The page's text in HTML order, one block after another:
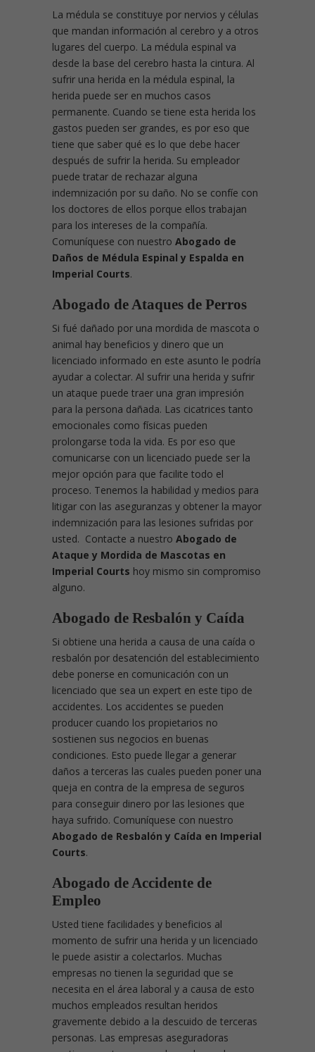
La médula se constituye por nervios y células
que mandan información al cerebro y a otros
lugares del cuerpo. La médula espinal va
desde la base del cerebro hasta la cintura. Al
sufrir una herida en la médula espinal, la
herida puede ser en muchos casos
permanente. Cuando se tiene esta herida los
gastos pueden ser grandes, es por eso que
tiene que saber qué es lo que debe hacer
después de sufrir la herida. Su empleador
puede tratar de rechazar alguna
indemnización por su daño. No se confíe con
los doctores de ellos porque ellos trabajan
para los intereses de la compañía.
Comuníquese con nuestro Abogado de
Daños de Médula Espinal y Espalda en
Imperial Courts.
Abogado de Ataques de Perros
Si fué dañado por una mordida de mascota o
animal hay beneficios y dinero que un
licenciado informado en este asunto le podría
ayudar a colectar. Al sufrir una herida y sufrir
un ataque puede traer una gran impresión
para la persona dañada. Las cicatrices tanto
emocionales como físicas pueden
prolongarse toda la vida. Es por eso que
comunicarse con un licenciado puede ser la
mejor opción para que facilite todo el
proceso. Tenemos la habilidad y medios para
litigar con las aseguranzas y obtener la mayor
indemnización para las lesiones sufridas por
usted. Contacte a nuestro Abogado de
Ataque y Mordida de Mascotas en
Imperial Courts hoy mismo sin compromiso
alguno.
Abogado de Resbalón y Caída
Si obtiene una herida a causa de una caída o
resbalón por desatención del establecimiento
debe ponerse en comunicación con un
licenciado que sea un expert en este tipo de
accidentes. Los accidentes se pueden
producer cuando los propietarios no
sostienen sus negocios en buenas
condiciones. Esto puede llegar a generar
daños a terceras las cuales pueden poner una
queja en contra de la empresa de seguros
para conseguir dinero por las lesiones que
haya sufrido. Comuníquese con nuestro
Abogado de Resbalón y Caída en Imperial
Courts.
Abogado de Accidente de
Empleo
Usted tiene facilidades y beneficios al
momento de sufrir una herida y un licenciado
le puede asistir a colectarlos. Muchas
empresas no tienen la seguridad que se
necesita en el área laboral y a causa de esto
muchos empleados resultan heridos
gravemente debido a la descuido de terceras
personas. Las empresas aseguradoras